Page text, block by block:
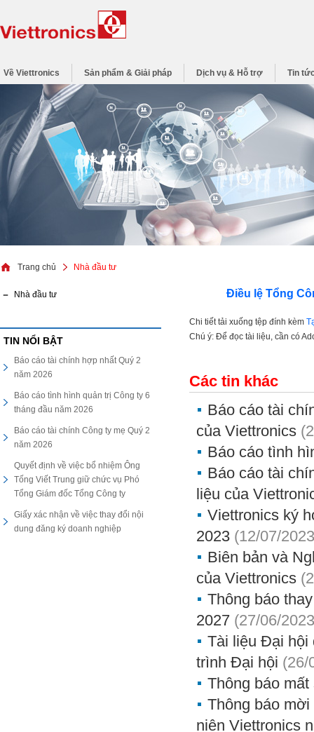
Về Viettronics Sản phẩm & Giải pháp Dịch vụ & Hỗ trợ Tin
Trang chủ Nhà đầu tư
Nhà đầu tư
TIN NỔI BẬT
Báo cáo tài chính hợp nhất Quý 2
năm 2026
Báo cáo tình hình quản trị Công ty 6
tháng đầu năm 2026
Báo cáo tài chính Công ty mẹ Quý 2
năm 2026
Quyết định về việc bổ nhiệm Ông
Tống Viết Trung giữ chức vụ Phó
Tổng Giám đốc Tổng Công ty
Giấy xác nhận về việc thay đổi nội
dung đăng ký doanh nghiệp
Điều lệ Tổng
Chi tiết tải xuống tệp đính kèm
Chú ý: Để đọc tài liệu, cần có
Các tin khác
Báo cáo tài
của Viettronics
Báo cáo tình
Báo cáo tài
liệu của
Viettronics ký
2023 (12/07/
Biên bản và
của Viettronics
Thông báo
2027 (27/06/
Tài liệu Đại hội
trình Đại hội (26/
Thông báo
Thông báo
niên Viettronics